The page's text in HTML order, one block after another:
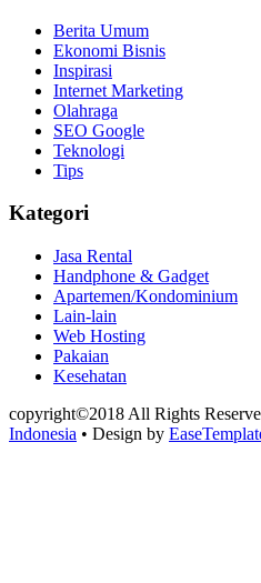
Berita Umum
Ekonomi Bisnis
Inspirasi
Internet Marketing
Olahraga
SEO Google
Teknologi
Tips
Kategori
Jasa Rental
Handphone & Gadget
Apartemen/Kondominium
Lain-lain
Web Hosting
Pakaian
Kesehatan
copyright©2018 All Rights
Indonesia • Design by